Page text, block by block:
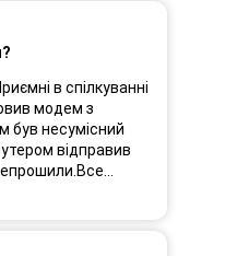
дуже задоволена.
яка
.
в спілкуванні
модем з
був несумісний
відправив